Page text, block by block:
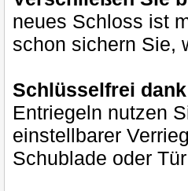
neues Schloss ist
schon sichern Sie,
Schlüsselfrei
Entriegeln nutzen
einstellbarer
Schublade oder